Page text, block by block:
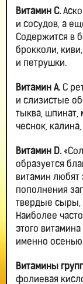
Витамин С.
и сосудов, а
Содержится в
брокколи,
и петрушки.
Витамин А. С
и слизистые
тыква, шпинат,
чеснок,
Витамин D.
образуется
витамин любят
пополнения
твердые сыры,
Наиболее
этого
именно
Витамины
фолиевая